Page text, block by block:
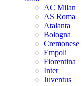
AC Milan
AS Roma
Atalanta
Bologna
Cremonese
Empoli
Fiorentina
Inter
Juventus